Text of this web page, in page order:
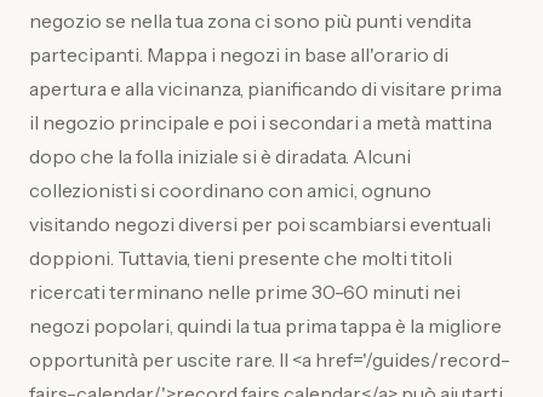
negozio se nella tua zona ci sono più punti vendita
partecipanti. Mappa i negozi in base all'orario di
apertura e alla vicinanza, pianificando di visitare prima
il negozio principale e poi i secondari a metà mattina
dopo che la folla iniziale si è diradata. Alcuni
collezionisti si coordinano con amici, ognuno
visitando negozi diversi per poi scambiarsi eventuali
doppioni. Tuttavia, tieni presente che molti titoli
ricercati terminano nelle prime 30-60 minuti nei
negozi popolari, quindi la tua prima tappa è la migliore
opportunità per uscite rare. Il <a href='/guides/record-